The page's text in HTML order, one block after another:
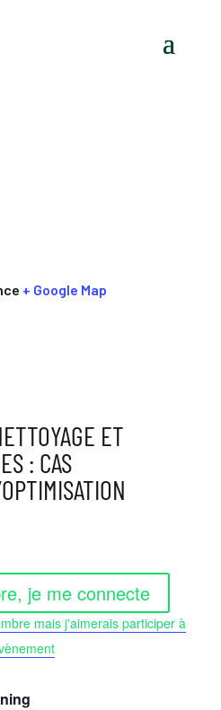
+ Google Map
ET
: CAS
je me connecte
mais j'aimerais participer à